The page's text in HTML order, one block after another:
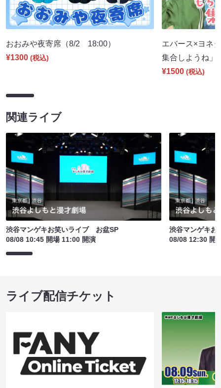
おおみや夜寄席（8/2 18:00）
¥1300 (税込)
エバース×ヨネ
集合しようね
¥1500 (税込)
関連ライブ
渋谷マンゲキお笑いライブ お盆SP
08/08 10:45 開場 11:00 開演
渋谷マンゲキ
08/08 12:30 開
ライブ配信チケット